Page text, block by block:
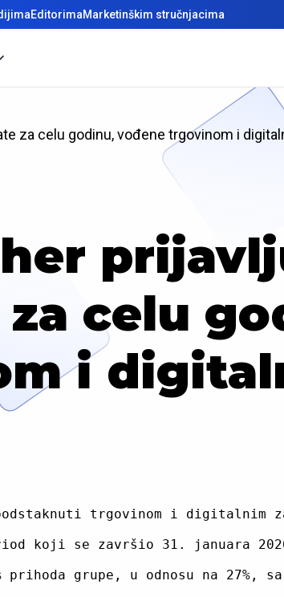
EditorimaMarketinškim stručnjacima
za celu godinu, vođene trgovinom i
celu
i
trgovinom i digitalnim
koji se završio 31. januara
prihoda grupe, u odnosu na